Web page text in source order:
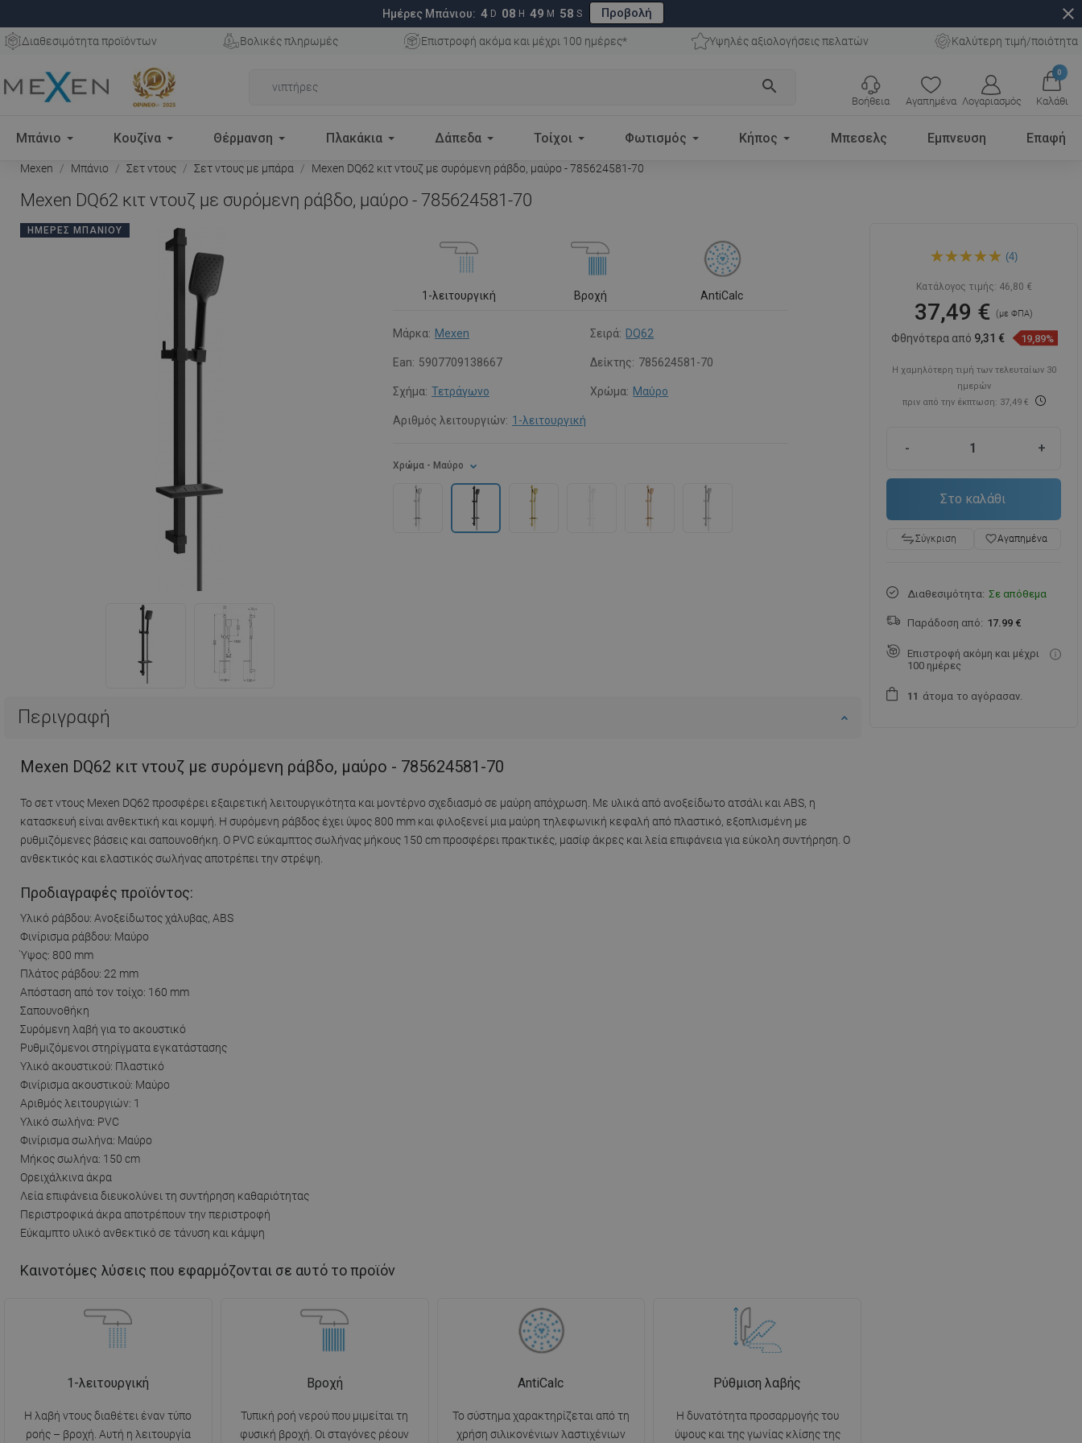
Ημέρες Μπάνιου: 4 D 08 H 49 M 57 S Προβολή close
Διαθεσιμότητα προϊόντων Βολικές πληρωμές Επιστροφή ακόμα και μέχρι 100 ημέρες* Υψηλές αξιολογήσεις πελατών Καλύτερη τιμή/ποιότητα
search
Αγαπημένα Λογαριασμός
0
Καλάθι
Βοήθεια
Μπάνιο Κουζίνα Θέρμανση Πλακάκια Δάπεδα Τοίχοι Φωτισμός Κήπος Μπεσελς Εμπνευση Επαφή
Mexen Μπάνιο Σετ ντους Σετ ντους με μπάρα Mexen DQ62 κιτ ντουζ με συρόμενη ράβδο, μαύρο - 785624581-70
Mexen DQ62 κιτ ντουζ με συρόμενη ράβδο, μαύρο - 785624581-70
ΗΜΈΡΕΣ ΜΠΆΝΙΟΥ
1-λειτουργική Βροχή AntiCalc
Μάρκα: Mexen Σειρά: DQ62
Ean: 5907709138667 Δείκτης: 785624581-70
Σχήμα: Τετράγωνο Χρώμα: Μαύρο
Αριθμός λειτουργιών: 1-λειτουργική
Χρώμα - Μαύρο
Περιγραφή
Mexen DQ62 κιτ ντουζ με συρόμενη ράβδο, μαύρο - 785624581-70
Το σετ ντους Mexen DQ62 προσφέρει εξαιρετική λειτουργικότητα και μοντέρνο σχεδιασμό σε μαύρη απόχρωση. Με υλικά από ανοξείδωτο ατσάλι και ABS, η
κατασκευή είναι ανθεκτική και κομψή. Η συρόμενη ράβδος έχει ύψος 800 mm και φιλοξενεί μια μαύρη τηλεφωνική κεφαλή από πλαστικό, εξοπλισμένη με
ρυθμιζόμενες βάσεις και σαπουνοθήκη. Ο PVC εύκαμπτος σωλήνας μήκους 150 cm προσφέρει πρακτικές, μασίφ άκρες και λεία επιφάνεια για εύκολη συντήρηση. Ο
ανθεκτικός και ελαστικός σωλήνας αποτρέπει την στρέψη.
Προδιαγραφές προϊόντος:
Υλικό ράβδου: Ανοξείδωτος χάλυβας, ABS
Φινίρισμα ράβδου: Μαύρο
Ύψος: 800 mm
Πλάτος ράβδου: 22 mm
Απόσταση από τον τοίχο: 160 mm
Σαπουνοθήκη
Συρόμενη λαβή για το ακουστικό
Ρυθμιζόμενοι στηρίγματα εγκατάστασης
Υλικό ακουστικού: Πλαστικό
Φινίρισμα ακουστικού: Μαύρο
Αριθμός λειτουργιών: 1
Υλικό σωλήνα: PVC
Φινίρισμα σωλήνα: Μαύρο
Μήκος σωλήνα: 150 cm
Ορειχάλκινα άκρα
Λεία επιφάνεια διευκολύνει τη συντήρηση καθαριότητας
Περιστροφικά άκρα αποτρέπουν την περιστροφή
Εύκαμπτο υλικό ανθεκτικό σε τάνυση και κάμψη
Καινοτόμες λύσεις που εφαρμόζονται σε αυτό το προϊόν
1-λειτουργική
Η λαβή ντους διαθέτει έναν τύπο
ροής – βροχή. Αυτή η λειτουργία
Βροχή
Τυπική ροή νερού που μιμείται τη
φυσική βροχή. Οι σταγόνες ρέουν
AntiCalc
Το σύστημα χαρακτηρίζεται από τη
χρήση σιλικονένιων λαστιχένιων
Ρύθμιση λαβής
Η δυνατότητα προσαρμογής του
ύψους και της γωνίας κλίσης της
συρόμενη ράβδο, μαύρο -
(4)
Κατάλογος τιμής: 46,80 €
37,49 €(με ΦΠΑ)
Φθηνότερα από 9,31 € 19,89%
Η χαμηλότερη τιμή των τελευταίων 30
ημερών
πριν από την έκπτωση: 37,49 €
- +
Στο καλάθι
Σύγκριση favorite_borderΑγαπημένα
Διαθεσιμότητα: Σε απόθεμα
Παράδοση από: 17.99 €
Επιστροφή ακόμη και μέχρι
100 ημέρες
1 1 άτομα το αγόρασαν.